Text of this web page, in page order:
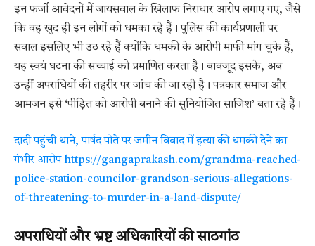
इन फर्जी आवेदनों में जायसवाल के खिलाफ निराधार आरोप लगाए गए, जैसे
कि वह खुद ही इन लोगों को धमका रहे हैं। पुलिस की कार्यप्रणाली पर
सवाल इसलिए भी उठ रहे हैं क्योंकि धमकी के आरोपी माफी मांग चुके हैं,
यह स्वयं घटना की सच्चाई को प्रमाणित करता है। बावजूद इसके, अब
उन्हीं अपराधियों की तहरीर पर जांच की जा रही है। पत्रकार समाज और
आमजन इसे ‘पीड़ित को आरोपी बनाने की सुनियोजित साजिश’ बता रहे हैं।
दादी पहुंची थाने, पार्षद पोते पर जमीन विवाद में हत्या की धमकी देने का
गंभीर आरोप https://gangaprakash.com/grandma-reached-
police-station-councilor-grandson-serious-allegations-
of-threatening-to-murder-in-a-land-dispute/
अपराधियों और भ्रष्ट अधिकारियों की साठगांठ